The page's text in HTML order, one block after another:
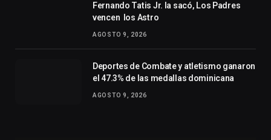
Fernando Tatis Jr. la sacó, Los Padres
vencen los Astro
AGOSTO 9, 2026
Deportes de Combate y atletismo ganaron
el 47.3% de las medallas dominicana
AGOSTO 9, 2026